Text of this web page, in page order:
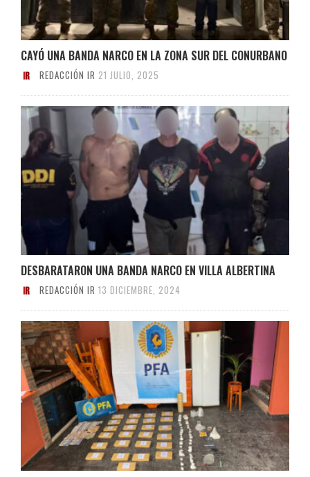
CAYÓ UNA BANDA NARCO EN LA ZONA SUR DEL CONURBANO
REDACCIÓN IR 21 JULIO, 2025
DESBARATARON UNA BANDA NARCO EN VILLA ALBERTINA
REDACCIÓN IR 13 DICIEMBRE, 2024